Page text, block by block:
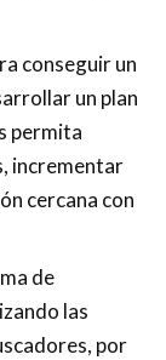
conseguir un
un plan
permita
incrementar
cercana con
de
las
por